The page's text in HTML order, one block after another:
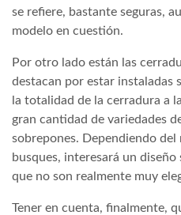
se refiere, bastante seguras,
modelo en cuestión.
Por otro lado están las
destacan por estar instaladas
la totalidad de la cerradura a
gran cantidad de variedades
sobrepones. Dependiendo del
busques, interesará un
que no son realmente muy
Tener en cuenta, finalmente,